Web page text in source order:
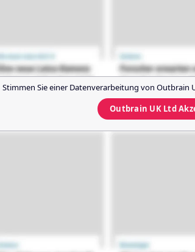
Stimmen Sie einer Datenverarbeitung von Outbrain
Outbrain UK Ltd